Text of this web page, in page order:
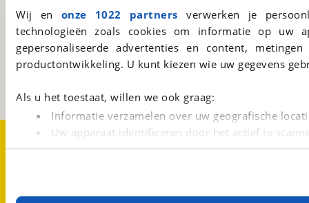
Wij en onze 1022 partners verwerken je
technologieën zoals cookies om informatie op
gepersonaliseerde advertenties en content,
productontwikkeling. U kunt kiezen wie uw gegevens
Als u het toestaat, willen we ook graag:
Informatie verzamelen over uw geografische
Uw apparaat identificeren door het actief te
Lees meer over hoe uw persoonlijke gegevens worden
viaBOVAG.nl
Kosterijland
15
3981 AJBunnik
Over viaBOVAG.nlDisclaimer- en Privacyverklaring
CookievoorkeurenVacatures